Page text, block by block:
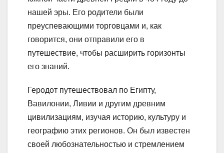
нашей эры. Его родители были
преуспевающими торговцами и, как
говорится, они отправили его в
путешествие, чтобы расширить горизонты
его знаний.
Геродот путешествовал по Египту,
Вавилонии, Ливии и другим древним
цивилизациям, изучая историю, культуру и
географию этих регионов. Он был известен
своей любознательностью и стремлением